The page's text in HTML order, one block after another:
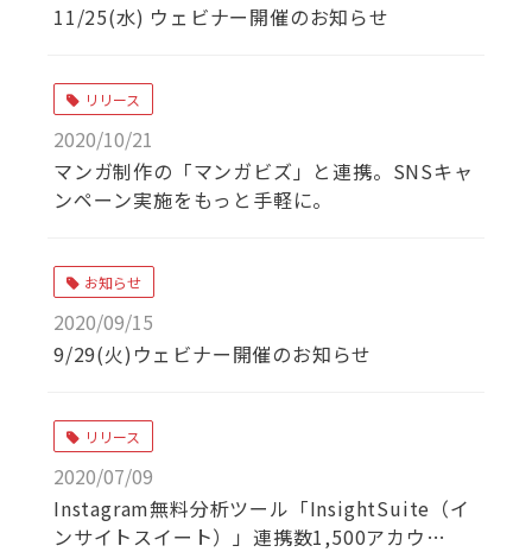
11/25(水) ウェビナー開催のお知らせ
マンガ制作の「マンガビズ」と連携。SNSキャ
ンペーン実施をもっと手軽に。
2020/10/21
リリース
9/29(火)ウェビナー開催のお知らせ
2020/09/15
お知らせ
Instagram無料分析ツール「InsightSuite（イ
ンサイトスイート）」連携数1,500アカウント
2020/07/09
リリース